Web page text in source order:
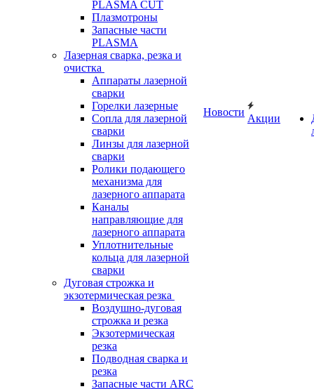
PLASMA CUT
Плазмотроны
Запасные части
PLASMA
Лазерная сварка, резка и
очистка
Аппараты лазерной
сварки
Горелки лазерные
Сопла для лазерной
сварки
Линзы для лазерной
сварки
Ролики подающего
механизма для
лазерного аппарата
Каналы
направляющие для
лазерного аппарата
Уплотнительные
кольца для лазерной
сварки
Дуговая строжка и
экзотермическая резка
Воздушно-дуговая
строжка и резка
Экзотермическая
резка
Подводная сварка и
резка
Запасные части ARC
Новости
Акции